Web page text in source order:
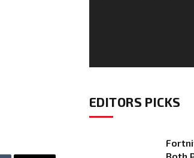
EDITORS PICKS
Both